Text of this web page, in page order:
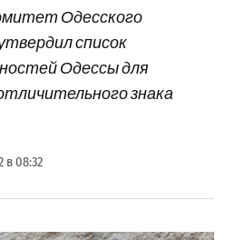
Одесского
список
Одессы для
знака
в 08:32